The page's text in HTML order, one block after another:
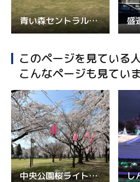
青い森セントラルパーク 盛
このページを見ている人
こんなページも見てい
中央公園桜ライトアップ